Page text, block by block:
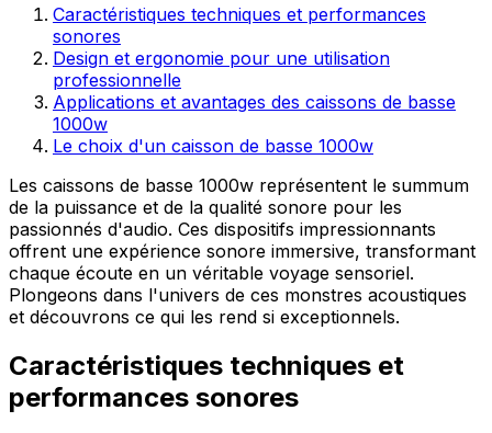
Caractéristiques techniques et performances
sonores
Design et ergonomie pour une utilisation
professionnelle
Applications et avantages des caissons de basse
1000w
Le choix d'un caisson de basse 1000w
Les caissons de basse 1000w représentent le summum
de la puissance et de la qualité sonore pour les
passionnés d'audio. Ces dispositifs impressionnants
offrent une expérience sonore immersive, transformant
chaque écoute en un véritable voyage sensoriel.
Plongeons dans l'univers de ces monstres acoustiques
et découvrons ce qui les rend si exceptionnels.
Caractéristiques techniques et
performances sonores